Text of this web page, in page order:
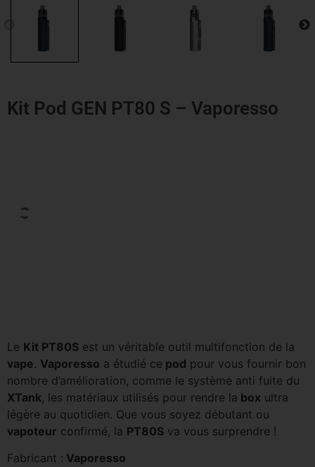
Kit Pod GEN PT80 S – Vaporesso
Le Kit PT80S est un véritable outil multifonction de la
vape. Vaporesso a étudié ce pod pour vous fournir bon
nombre d’amélioration, comme le système anti fuite du
XTank, les matériaux utilisés pour rendre la box ultra
légère au quotidien. Que vous soyez débutant ou
vapoteur confirmé, la PT80S va vous surprendre !
Fabricant : Vaporesso